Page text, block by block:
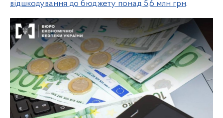
відшкодування до бюджету понад 5,6 млн грн.